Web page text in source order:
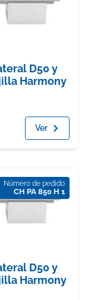
D50 y
Harmony
Ver
Número de pedido
CH PA 850 H 1
D50 y
Harmony